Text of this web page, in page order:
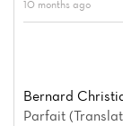
10 months ago
Bernard
Parfait